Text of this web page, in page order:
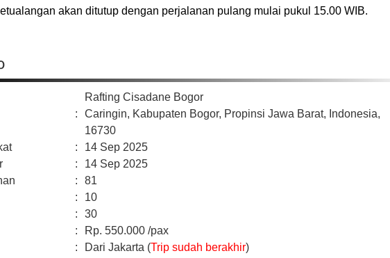
akan ditutup dengan perjalanan pulang mulai pukul 15.00 WIB.
:
Rafting Cisadane Bogor
Caringin, Kabupaten Bogor, Propinsi Jawa Barat, Indonesia,
16730
:
14 Sep 2025
:
14 Sep 2025
:
81
:
10
:
30
: Rp. 550.000 /pax
: Dari Jakarta (Trip sudah berakhir)